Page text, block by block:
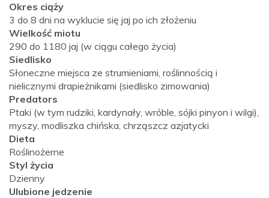
Okres ciąży
3 do 8 dni na wyklucie się jaj po ich złożeniu
Wielkość miotu
290 do 1180 jaj (w ciągu całego życia)
Siedlisko
Słoneczne miejsca ze strumieniami, roślinnością i
nielicznymi drapieżnikami (siedlisko zimowania)
Predators
Ptaki (w tym rudziki, kardynały, wróble, sójki pinyon i wilgi),
myszy, modliszka chińska, chrząszcz azjatycki
Dieta
Roślinożerne
Styl życia
Dzienny
Ulubione jedzenie